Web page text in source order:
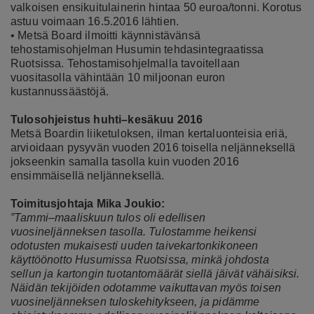
valkoisen ensikuitulainerin hintaa 50 euroa/tonni. Korotus
astuu voimaan 16.5.2016 lähtien.
• Metsä Board ilmoitti käynnistävänsä
tehostamisohjelman Husumin tehdasintegraatissa
Ruotsissa. Tehostamisohjelmalla tavoitellaan
vuositasolla vähintään 10 miljoonan euron
kustannussäästöjä.
Tulosohjeistus huhti–kesäkuu 2016
Metsä Boardin liiketuloksen, ilman kertaluonteisia eriä,
arvioidaan pysyvän vuoden 2016 toisella neljänneksellä
jokseenkin samalla tasolla kuin vuoden 2016
ensimmäisellä neljänneksellä.
Toimitusjohtaja Mika Joukio:
”Tammi–maaliskuun tulos oli edellisen
vuosineljänneksen tasolla. Tulostamme heikensi
odotusten mukaisesti uuden taivekartonkikoneen
käyttöönotto Husumissa Ruotsissa, minkä johdosta
sellun ja kartongin tuotantomäärät siellä jäivät vähäisiksi.
Näidän tekijöiden odotamme vaikuttavan myös toisen
vuosineljänneksen tuloskehitykseen, ja pidämme